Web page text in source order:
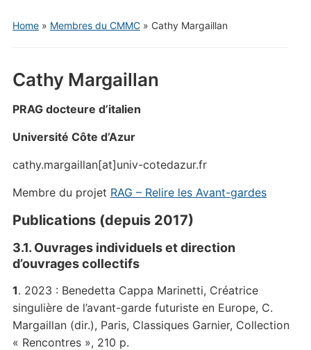
Home» Membres du CMMC» Cathy Margaillan
Cathy Margaillan
PRAG docteure d’italien
Université Côte d’Azur
cathy.margaillan[at]univ-cotedazur.fr
Membre du projet RAG – Relire les Avant-gardes
Publications (depuis 2017)
3.1. Ouvrages individuels et direction
d’ouvrages collectifs
1. 2023 : Benedetta Cappa Marinetti, Créatrice
singulière de l’avant-garde futuriste en Europe, C.
Margaillan (dir.), Paris, Classiques Garnier, Collection
« Rencontres », 210 p.